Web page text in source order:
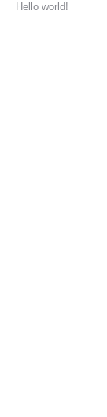
Hello world!